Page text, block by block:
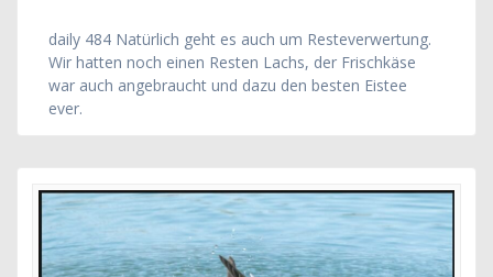
daily 484 Natürlich geht es auch um Resteverwertung.
Wir hatten noch einen Resten Lachs, der Frischkäse
war auch angebraucht und dazu den besten Eistee
ever.